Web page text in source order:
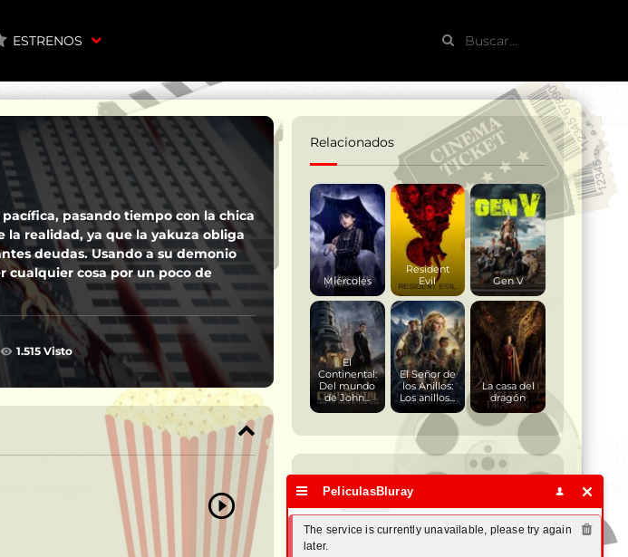
ESTRENOS
pasando tiempo con la chica
la realidad, ya que la yakuza obliga
deudas. Usando a su demonio
cualquier cosa por un poco de
1.515 Visto
Relacionados
Miércoles
Resident
Evil
Gen V
El
Continental:
Del mundo
de John...
El Señor de
los Anillos:
Los anillos...
La casa del
dragón
Busca tu Película Favorita:
Años
PeliculasBluray
The service is currently unavailable, please try again
later.